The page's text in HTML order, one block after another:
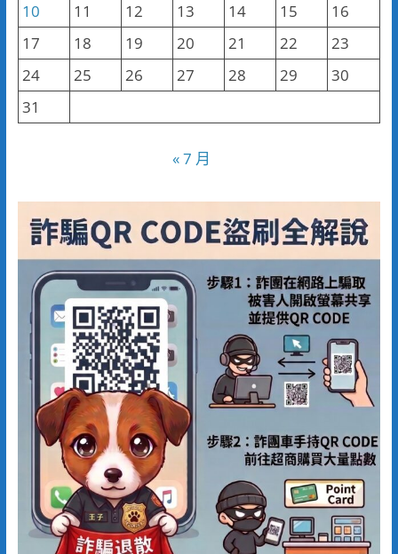
10
11 12 13 14 15
16
17
18 19 20 21 22
23
24
25 26 27 28 29
30
31
« 7 月